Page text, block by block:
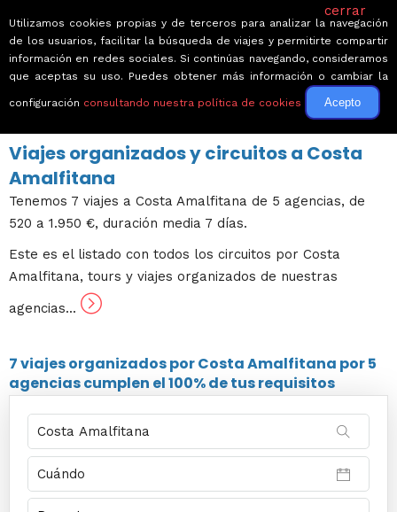
← Volver a Circuitos por Italia
Viajes organizados y circuitos a Costa
Amalfitana
Tenemos 7 viajes a Costa Amalfitana de 5 agencias, de
520 a 1.950 €, duración media 7 días.
Este es el listado con todos los circuitos por Costa
Amalfitana, tours y viajes organizados de nuestras
agencias...
7 viajesorganizados por Costa Amalfitana por5
agenciascumplen el 100% de tus requisitos
cerrar
Utilizamos cookies propias y de terceros para analizar la navegación
de los usuarios, facilitar la búsqueda de viajes y permitirte compartir
información en redes sociales. Si continúas navegando, consideramos
que aceptas su uso. Puedes obtener más información o cambiar la
configuración consultando nuestra política de cookies Acepto